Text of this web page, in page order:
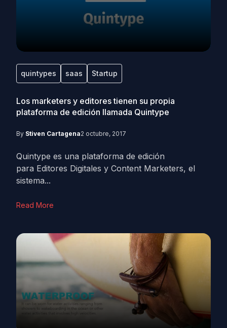
quintypes saas Startup
Los marketers y editores tienen su propia
plataforma de edición llamada Quintype
By Stiven Cartagena2 octubre, 2017
Quintype es una plataforma de edición
para Editores Digitales y Content Marketers, el
sistema...
Read More